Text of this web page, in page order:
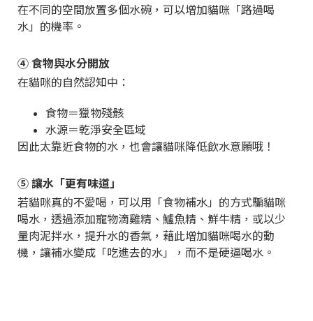
在不同的空間放置多個水碗，可以增加貓咪「路過喝
水」的機率。
④ 食物與水分開放
在貓咪的自然認知中：
食物＝獵物殘骸
水源＝乾淨安全區域
因此太靠近食物的水，也會讓貓咪降低飲水意願哦！
⑤ 讓水「更有味道」
若貓咪真的不愛喝，可以用「食物補水」的方式騙貓咪
喝水，透過添加寵物滴雞精、鱸魚精、鮮牛精，或以少
量肉泥拌水，提升水的香氣，藉此增加貓咪喝水的動
機，讓補水變成「吃進去的水」，而不是硬逼喝水。